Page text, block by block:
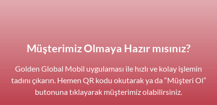
Müşterimiz Olmaya Hazır mısınız?
Golden Global Mobil uygulaması ile hızlı ve kolay işlemin
tadını çıkarın. Hemen QR kodu okutarak ya da “Müşteri Ol”
butonuna tıklayarak müşterimiz olabilirsiniz.